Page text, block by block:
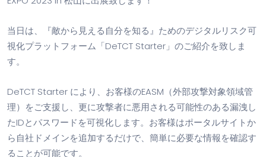
当日は、『敵から見える自分を知る』ためのデジタルリスク可
視化プラットフォーム「DeTCT Starter」のご紹介を致しま
す。
DeTCT Starter により、お客様のEASM（外部攻撃対象領域管
理）をご支援し、更に攻撃者に悪用される可能性のある漏洩し
たIDとパスワードを可視化します。お客様はポータルサイトか
ら自社ドメインを追加するだけで、簡単に必要な情報を確認す
ることが可能です。